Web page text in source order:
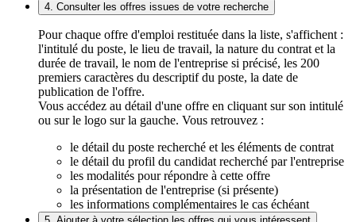
4. Consulter les offres issues de votre recherche
Pour chaque offre d'emploi restituée dans la liste, s'affichent :
l'intitulé du poste, le lieu de travail, la nature du contrat et la
durée de travail, le nom de l'entreprise si précisé, les 200
premiers caractères du descriptif du poste, la date de
publication de l'offre.
Vous accédez au détail d'une offre en cliquant sur son intitulé
ou sur le logo sur la gauche. Vous retrouvez :
le détail du poste recherché et les éléments de contrat
le détail du profil du candidat recherché par l'entreprise
les modalités pour répondre à cette offre
la présentation de l'entreprise (si présente)
les informations complémentaires le cas échéant